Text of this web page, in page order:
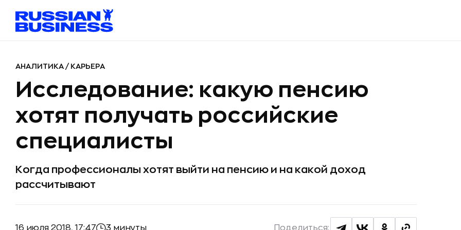
АНАЛИТИКА / КАРЬЕРА
Исследование: какую пенсию
хотят получать российские
специалисты
Когда профессионалы хотят выйти на пенсию и на какой доход
рассчитывают
16 июля 2018, 17:47 3 минуты Поделиться: